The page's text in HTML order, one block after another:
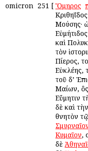
omicron 251 [ Ὅμηρος
Μούσης·
καὶ
τὸν
Πίερος,
Εὐκλέης,
τοῦ δ’
Μαίων,
Εὔμητιν
δὲ καὶ
θνητὸν
Κυμαῖον,
δὲ